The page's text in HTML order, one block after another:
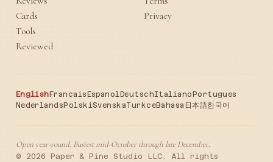
Cards
Tools
Reviewed
Privacy
English Francais Espanol DeutschItaliano Portugues
Nederlands PolskiSvenskaTurkceBahasa 日本語한국어
Open year-round. Busiest mid-October through late December.
© 2026 Paper & Pine Studio LLC. All rights